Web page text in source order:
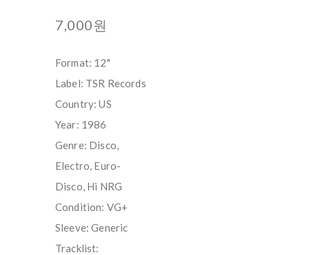
7,000원
Format: 12"
Label: TSR Records
Country: US
Year: 1986
Genre: Disco,
Electro, Euro-
Disco, Hi NRG
Condition: VG+
Sleeve: Generic
Tracklist: